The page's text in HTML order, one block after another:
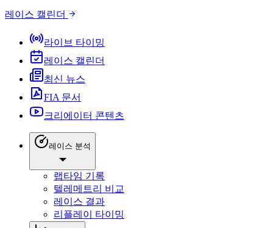
레이스 캘린더
라이브 타이밍
레이스 캘린더
최신 뉴스
FIA 문서
크리에이터 콘텐츠
레이스 분석
랩타임 기록
텔레메트리 비교
레이스 결과
리플레이 타이밍